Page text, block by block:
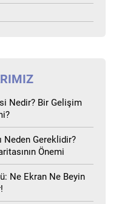
Nedir? Bir Gelişim
Neden Gereklidir?
Önemi
Ne Ekran Ne Beyin